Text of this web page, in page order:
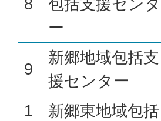
8
包括支援センタ
ー
9
新郷地域包括支
援センター
1
新郷東地域包括